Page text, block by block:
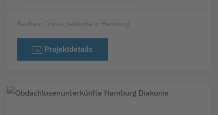
Bauherr: Industriekunde in Hamburg
Projektdetails